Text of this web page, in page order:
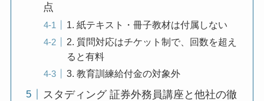
点
1. 紙テキスト・冊子教材は付属しない
2. 質問対応はチケット制で、回数を超え
ると有料
3. 教育訓練給付金の対象外
スタディング 証券外務員講座と他社の徹